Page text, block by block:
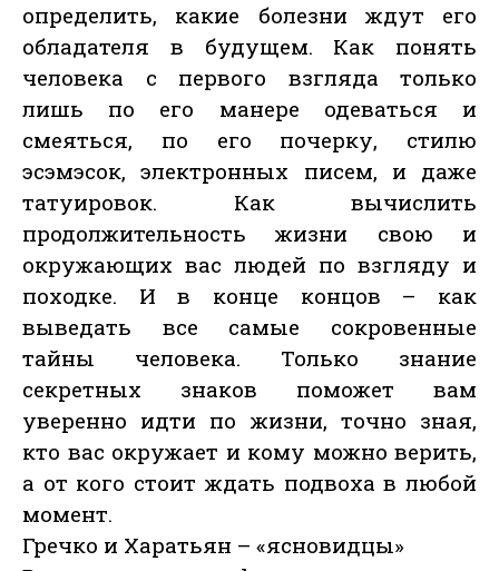
определить, какие болезни ждут его
обладателя в будущем. Как понять
человека с первого взгляда только
лишь по его манере одеваться и
смеяться, по его почерку, стилю
эсэмэсок, электронных писем, и даже
татуировок. Как вычислить
продолжительность жизни свою и
окружающих вас людей по взгляду и
походке. И в конце концов – как
выведать все самые сокровенные
тайны человека. Только знание
секретных знаков поможет вам
уверенно идти по жизни, точно зная,
кто вас окружает и кому можно верить,
а от кого стоит ждать подвоха в любой
момент.
Гречко и Харатьян – «ясновидцы»